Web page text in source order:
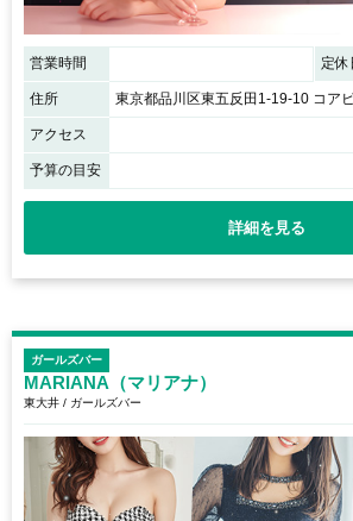
営業時間 定休
住所 東京都品川区東五反田1-19-10 コア
アクセス
予算の目安
詳細を見る
ガールズバー
MARIANA（マリアナ）
東大井 / ガールズバー